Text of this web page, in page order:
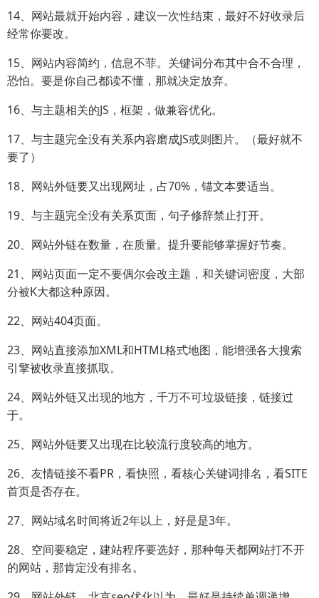
14、网站最就开始内容，建议一次性结束，最好不好收录后
经常你要改。
15、网站内容简约，信息不菲。关键词分布其中合不合理，
恐怕。要是你自己都读不懂，那就决定放弃。
16、与主题相关的JS，框架，做兼容优化。
17、与主题完全没有关系内容磨成JS或则图片。（最好就不
要了）
18、网站外链要又出现网址，占70%，锚文本要适当。
19、与主题完全没有关系页面，句子修辞禁止打开。
20、网站外链在数量，在质量。提升要能够掌握好节奏。
21、网站页面一定不要偶尔会改主题，和关键词密度，大部
分被K大都这种原因。
22、网站404页面。
23、网站直接添加XML和HTML格式地图，能增强各大搜索
引擎被收录直接抓取。
24、网站外链又出现的地方，千万不可垃圾链接，链接过
于。
25、网站外链要又出现在比较流行度较高的地方。
26、友情链接不看PR，看快照，看核心关键词排名，看SITE
首页是否存在。
27、网站域名时间将近2年以上，好是是3年。
28、空间要稳定，建站程序要选好，那种每天都网站打不开
的网站，那肯定没有排名。